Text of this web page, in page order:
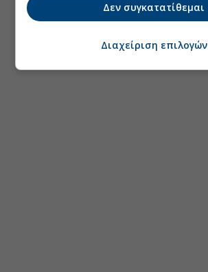
Δεν συγκατατίθεμαι
Διαχείριση επιλογών